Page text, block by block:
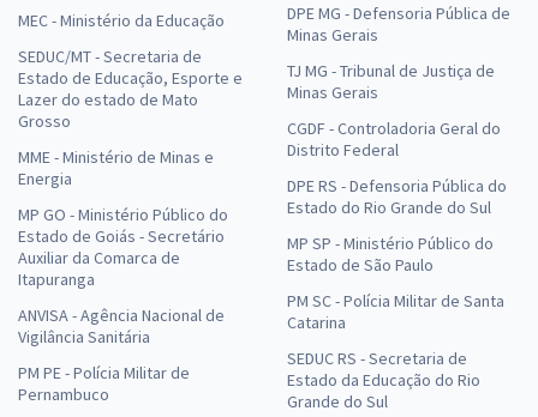
MEC - Ministério da Educação
SEDUC/MT - Secretaria de
Estado de Educação, Esporte e
Lazer do estado de Mato
Grosso
MME - Ministério de Minas e
Energia
MP GO - Ministério Público do
Estado de Goiás - Secretário
Auxiliar da Comarca de
Itapuranga
ANVISA - Agência Nacional de
Vigilância Sanitária
PM PE - Polícia Militar de
Pernambuco
DPE MG - Defensoria Pública de
Minas Gerais
TJ MG - Tribunal de Justiça de
Minas Gerais
CGDF - Controladoria Geral do
Distrito Federal
DPE RS - Defensoria Pública do
Estado do Rio Grande do Sul
MP SP - Ministério Público do
Estado de São Paulo
PM SC - Polícia Militar de Santa
Catarina
SEDUC RS - Secretaria de
Estado da Educação do Rio
Grande do Sul